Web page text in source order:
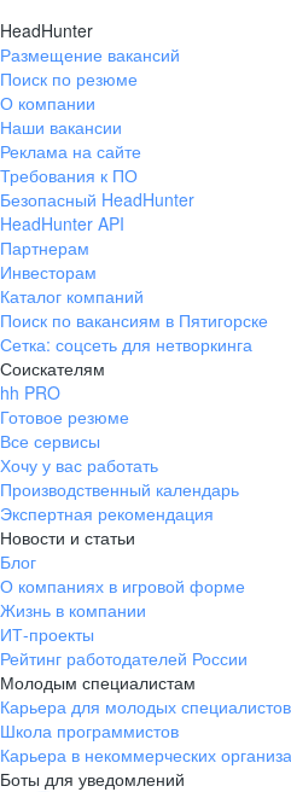
HeadHunter
Размещение вакансий
Поиск по резюме
О компании
Наши вакансии
Реклама на сайте
Требования к ПО
Безопасный HeadHunter
HeadHunter API
Партнерам
Инвесторам
Каталог компаний
Поиск по вакансиям в Пятигорске
Сетка: соцсеть для нетворкинга
Соискателям
hh PRO
Готовое резюме
Все сервисы
Хочу у вас работать
Производственный календарь
Экспертная рекомендация
Новости и статьи
Блог
О компаниях в игровой форме
Жизнь в компании
ИТ-проекты
Рейтинг работодателей России
Молодым специалистам
Карьера для молодых специалистов
Школа программистов
Карьера в некоммерческих
Боты для уведомлений